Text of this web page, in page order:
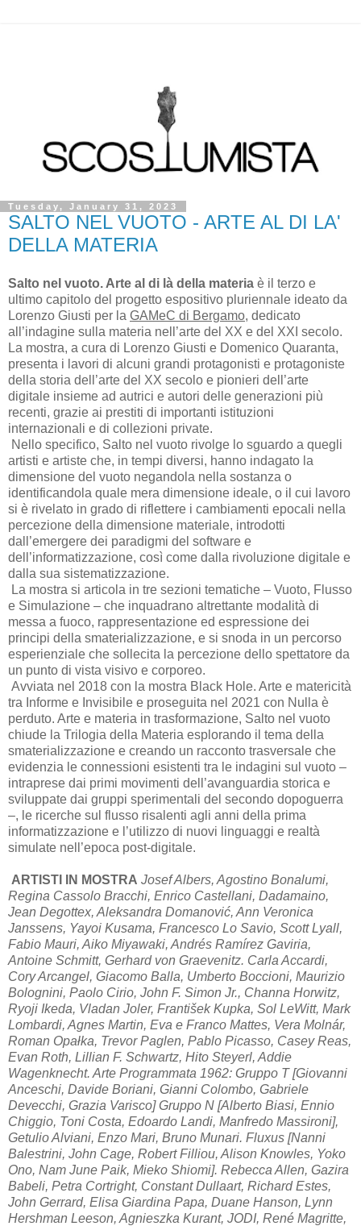
Tuesday, January 31, 2023
SALTO NEL VUOTO - ARTE AL DI LA'
DELLA MATERIA
Salto nel vuoto. Arte al di là della materia è il terzo e
ultimo capitolo del progetto espositivo pluriennale ideato da
Lorenzo Giusti per la GAMeC di Bergamo, dedicato
all’indagine sulla materia nell’arte del XX e del XXI secolo.
La mostra, a cura di Lorenzo Giusti e Domenico Quaranta,
presenta i lavori di alcuni grandi protagonisti e protagoniste
della storia dell’arte del XX secolo e pionieri dell’arte
digitale insieme ad autrici e autori delle generazioni più
recenti, grazie ai prestiti di importanti istituzioni
internazionali e di collezioni private.
Nello specifico, Salto nel vuoto rivolge lo sguardo a quegli
artisti e artiste che, in tempi diversi, hanno indagato la
dimensione del vuoto negandola nella sostanza o
identificandola quale mera dimensione ideale, o il cui lavoro
si è rivelato in grado di riflettere i cambiamenti epocali nella
percezione della dimensione materiale, introdotti
dall’emergere dei paradigmi del software e
dell’informatizzazione, così come dalla rivoluzione digitale e
dalla sua sistematizzazione.
La mostra si articola in tre sezioni tematiche – Vuoto, Flusso
e Simulazione – che inquadrano altrettante modalità di
messa a fuoco, rappresentazione ed espressione dei
principi della smaterializzazione, e si snoda in un percorso
esperienziale che sollecita la percezione dello spettatore da
un punto di vista visivo e corporeo.
Avviata nel 2018 con la mostra Black Hole. Arte e matericità
tra Informe e Invisibile e proseguita nel 2021 con Nulla è
perduto. Arte e materia in trasformazione, Salto nel vuoto
chiude la Trilogia della Materia esplorando il tema della
smaterializzazione e creando un racconto trasversale che
evidenzia le connessioni esistenti tra le indagini sul vuoto –
intraprese dai primi movimenti dell’avanguardia storica e
sviluppate dai gruppi sperimentali del secondo dopoguerra
–, le ricerche sul flusso risalenti agli anni della prima
informatizzazione e l’utilizzo di nuovi linguaggi e realtà
simulate nell’epoca post-digitale.
ARTISTI IN MOSTRA Josef Albers, Agostino Bonalumi,
Regina Cassolo Bracchi, Enrico Castellani, Dadamaino,
Jean Degottex, Aleksandra Domanović, Ann Veronica
Janssens, Yayoi Kusama, Francesco Lo Savio, Scott Lyall,
Fabio Mauri, Aiko Miyawaki, Andrés Ramírez Gaviria,
Antoine Schmitt, Gerhard von Graevenitz. Carla Accardi,
Cory Arcangel, Giacomo Balla, Umberto Boccioni, Maurizio
Bolognini, Paolo Cirio, John F. Simon Jr., Channa Horwitz,
Ryoji Ikeda, Vladan Joler, František Kupka, Sol LeWitt, Mark
Lombardi, Agnes Martin, Eva e Franco Mattes, Vera Molnár,
Roman Opałka, Trevor Paglen, Pablo Picasso, Casey Reas,
Evan Roth, Lillian F. Schwartz, Hito Steyerl, Addie
Wagenknecht. Arte Programmata 1962: Gruppo T [Giovanni
Anceschi, Davide Boriani, Gianni Colombo, Gabriele
Devecchi, Grazia Varisco] Gruppo N [Alberto Biasi, Ennio
Chiggio, Toni Costa, Edoardo Landi, Manfredo Massironi],
Getulio Alviani, Enzo Mari, Bruno Munari. Fluxus [Nanni
Balestrini, John Cage, Robert Filliou, Alison Knowles, Yoko
Ono, Nam June Paik, Mieko Shiomi]. Rebecca Allen, Gazira
Babeli, Petra Cortright, Constant Dullaart, Richard Estes,
John Gerrard, Elisa Giardina Papa, Duane Hanson, Lynn
Hershman Leeson, Agnieszka Kurant, JODI, René Magritte,